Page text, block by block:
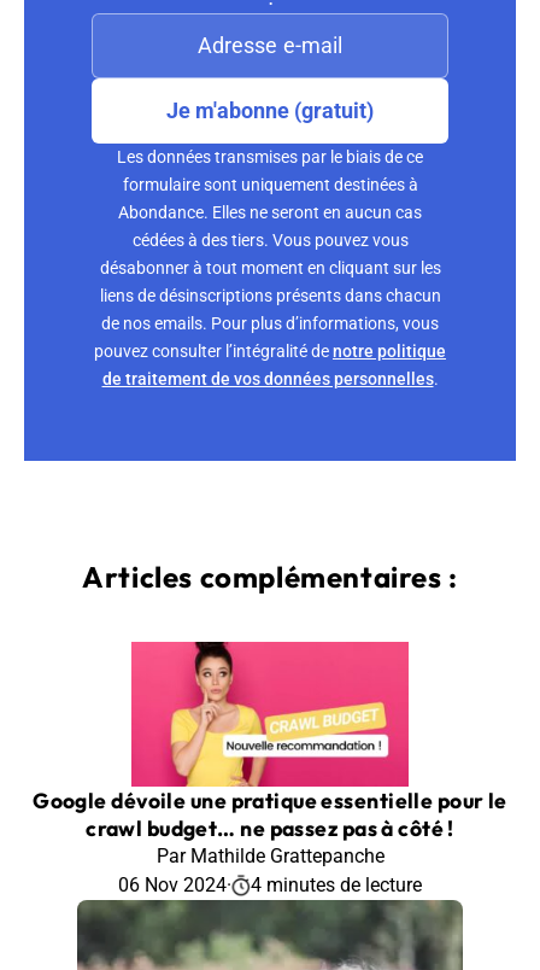
Je m'abonne (gratuit)
Les données transmises par le biais de ce
formulaire sont uniquement destinées à
Abondance. Elles ne seront en aucun cas
cédées à des tiers. Vous pouvez vous
désabonner à tout moment en cliquant sur les
liens de désinscriptions présents dans chacun
de nos emails. Pour plus d’informations, vous
pouvez consulter l’intégralité denotre politique
de traitement de vos données personnelles.
Articles complémentaires :
Google dévoile une pratique essentielle pour le
crawl budget… ne passez pas à côté !
Par Mathilde Grattepanche
06 Nov 2024· 4 minutes de lecture